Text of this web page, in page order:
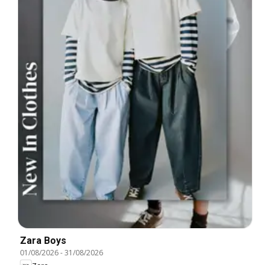
Zara Boys
01/08/2026-31/08/2026